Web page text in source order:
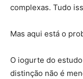
complexas. Tudo
Mas aqui está o
O iogurte do
distinção não é